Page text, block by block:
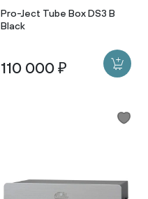
Pro-Ject Tube Box DS3 B
Black
110 000 ₽